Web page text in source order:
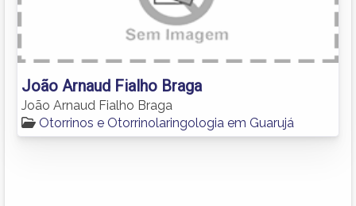
João Arnaud Fialho Braga
João Arnaud Fialho Braga
Otorrinos e Otorrinolaringologia em Guarujá